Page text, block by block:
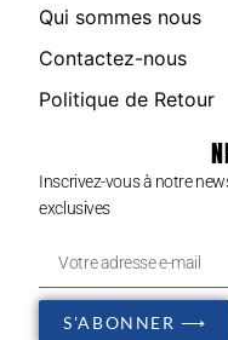
Qui sommes nous
Contactez-nous
Politique de Retour
Inscrivez-vous à notre
exclusives
S'ABONNER ⟶